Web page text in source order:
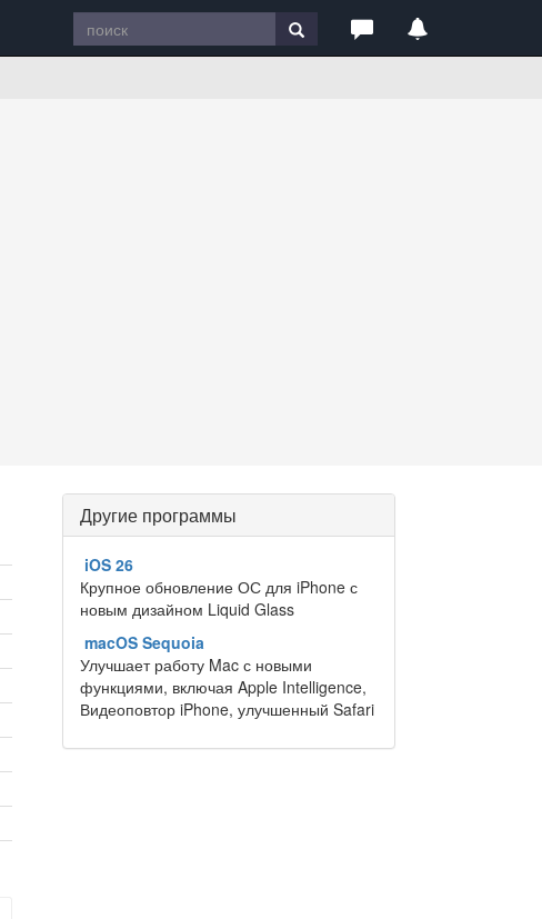
Другие программы
iOS 26
Крупное обновление ОС для iPhone с
новым дизайном Liquid Glass
macOS Sequoia
Улучшает работу Mac с новыми
функциями, включая Apple Intelligence,
Видеоповтор iPhone, улучшенный Safari